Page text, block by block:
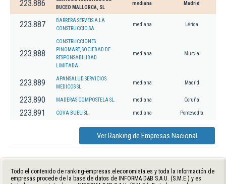
223.886
BUCEO MALLORCA, SL
mediana Madrid
223.887
BARRERA SERVEIS A LA
CONSTRUCCIO SA
mediana Lérida
223.888
CONSTRUCCIONES
PINOMART, SOCIEDAD DE
RESPONSABILIDAD
LIMITADA.
mediana Murcia
223.889
APANSALUD SERVICIOS
MEDICOS SL.
mediana Madrid
223.890 MADERAS COMPOSTELA SL. mediana Coruña
223.891 COVA BUEU SL. mediana Pontevedra
Ver Ranking de Empresas Nacional
Todo el contenido de ranking-empresas.eleconomista.es y toda la información de
empresas procede de la base de datos de INFORMA D&B S.A.U. (S.M.E.) y es